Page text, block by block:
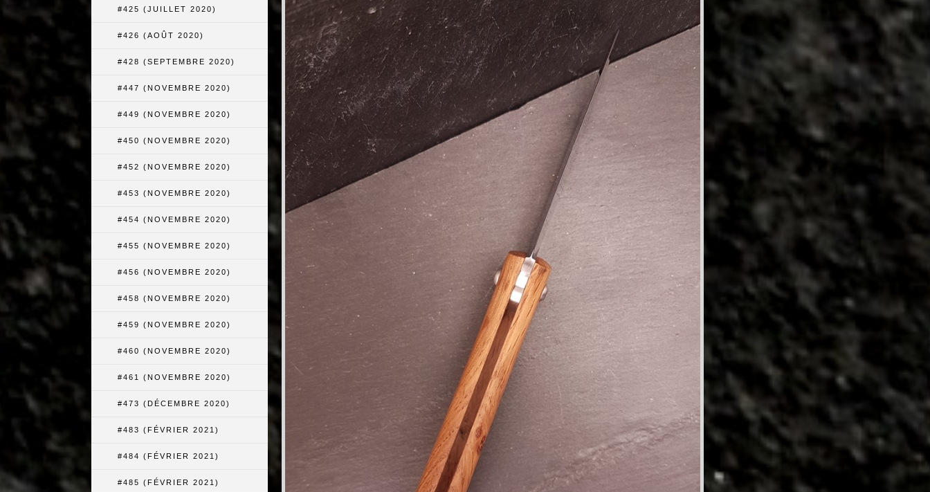
#425 (JUILLET 2020)
#426 (AOÛT 2020)
#428 (SEPTEMBRE 2020)
#447 (NOVEMBRE 2020)
#449 (NOVEMBRE 2020)
#450 (NOVEMBRE 2020)
#452 (NOVEMBRE 2020)
#453 (NOVEMBRE 2020)
#454 (NOVEMBRE 2020)
#455 (NOVEMBRE 2020)
#456 (NOVEMBRE 2020)
#458 (NOVEMBRE 2020)
#459 (NOVEMBRE 2020)
#460 (NOVEMBRE 2020)
#461 (NOVEMBRE 2020)
#473 (DÉCEMBRE 2020)
#483 (FÉVRIER 2021)
#484 (FÉVRIER 2021)
#485 (FÉVRIER 2021)